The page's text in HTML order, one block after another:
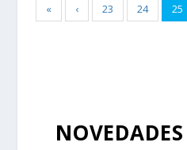
« ‹ 23 24 25